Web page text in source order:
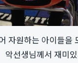
자원하는 아이들
악선생님께서 재미